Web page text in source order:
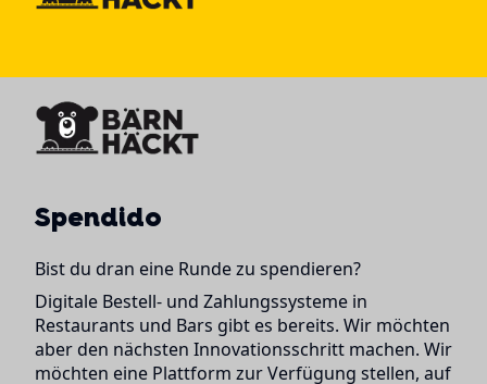
Spendido
Bist du dran eine Runde zu spendieren?
Digitale Bestell- und Zahlungssysteme in
Restaurants und Bars gibt es bereits. Wir möchten
aber den nächsten Innovationsschritt machen. Wir
möchten eine Plattform zur Verfügung stellen, auf